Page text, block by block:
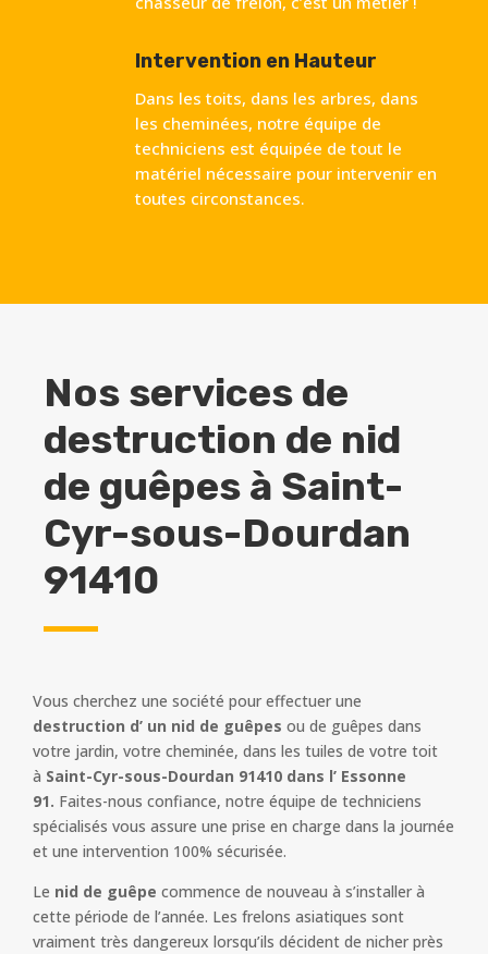
Intervention en Hauteur
Dans les toits, dans les arbres, dans
les cheminées, notre équipe de
techniciens est équipée de tout le
matériel nécessaire pour intervenir en
toutes circonstances.
Nos services de
destruction de nid
de guêpes à Saint-
Cyr-sous-Dourdan
91410
Vous cherchez une société pour effectuer une
destruction d’ un nid de guêpes ou de guêpes dans
votre jardin, votre cheminée, dans les tuiles de votre toit
à Saint-Cyr-sous-Dourdan 91410 dans l’ Essonne
91. Faites-nous confiance, notre équipe de techniciens
spécialisés vous assure une prise en charge dans la journée
et une intervention 100% sécurisée.
Le nid de guêpe commence de nouveau à s’installer à
cette période de l’année. Les frelons asiatiques sont
vraiment très dangereux lorsqu’ils décident de nicher près